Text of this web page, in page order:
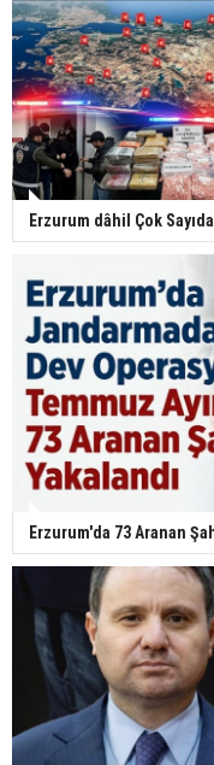
Erzurum dâhil Çok
Erzurum'da 73 Aranan